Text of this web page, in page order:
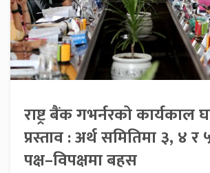
राष्ट्र बैंक गभर्नरको कार्यकाल
प्रस्ताव : अर्थ समितिमा ३, ४ र
पक्ष–विपक्षमा बहस